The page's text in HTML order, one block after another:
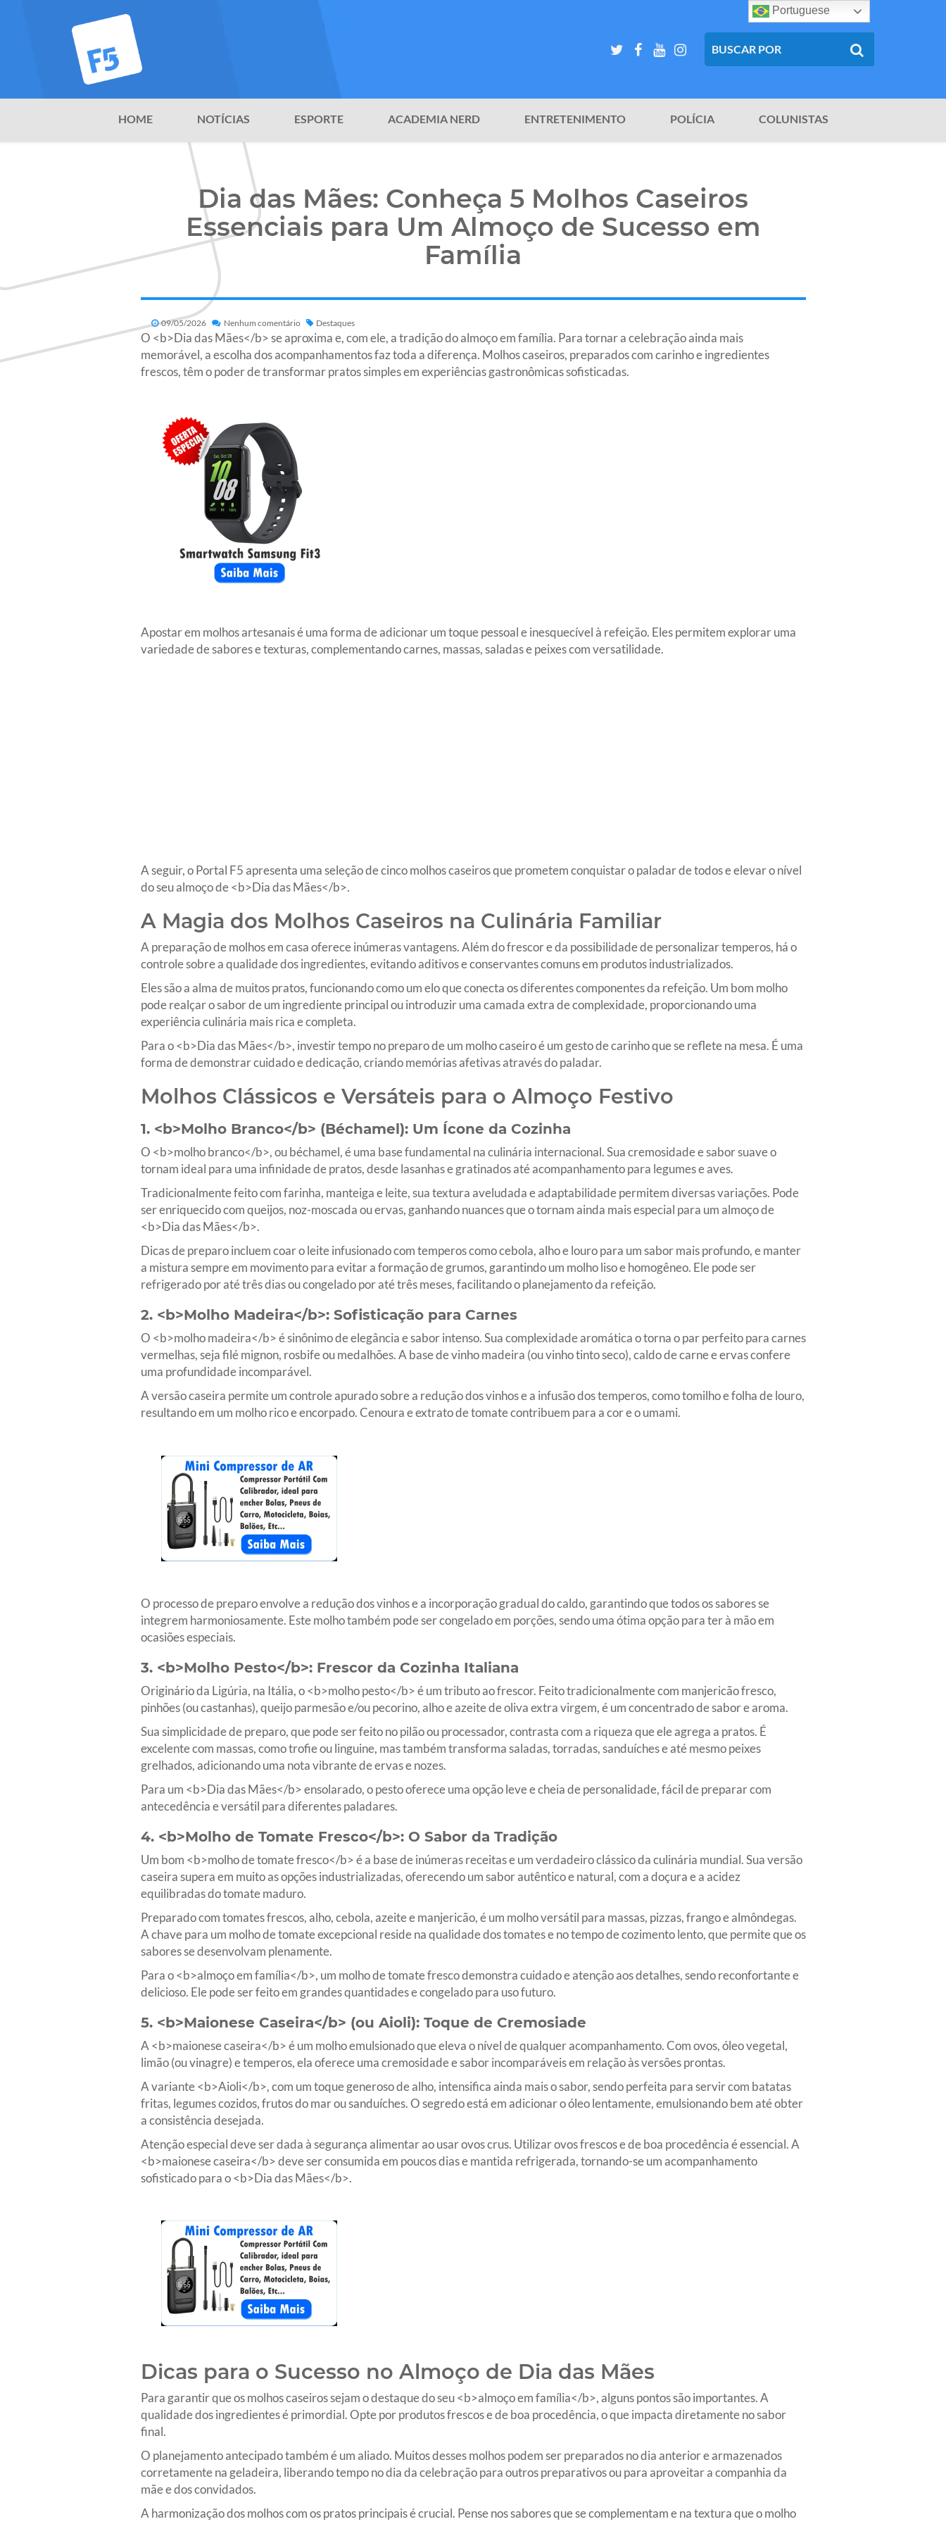
HOME NOTÍCIAS ESPORTE ACADEMIA NERD ENTRETENIMENTO POLÍCIA COLUNISTAS
Dia das Mães: Conheça 5 Molhos Caseiros
Essenciais para Um Almoço de Sucesso em
Família
09/05/2026 Nenhum comentário Destaques
O <b>Dia das Mães</b> se aproxima e, com ele, a tradição do almoço em família. Para tornar a celebração ainda mais
memorável, a escolha dos acompanhamentos faz toda a diferença. Molhos caseiros, preparados com carinho e ingredientes
frescos, têm o poder de transformar pratos simples em experiências gastronômicas sofisticadas.
Apostar em molhos artesanais é uma forma de adicionar um toque pessoal e inesquecível à refeição. Eles permitem explorar uma
variedade de sabores e texturas, complementando carnes, massas, saladas e peixes com versatilidade.
A seguir, o Portal F5 apresenta uma seleção de cinco molhos caseiros que prometem conquistar o paladar de todos e elevar o nível
do seu almoço de <b>Dia das Mães</b>.
A Magia dos Molhos Caseiros na Culinária Familiar
A preparação de molhos em casa oferece inúmeras vantagens. Além do frescor e da possibilidade de personalizar temperos, há o
controle sobre a qualidade dos ingredientes, evitando aditivos e conservantes comuns em produtos industrializados.
Eles são a alma de muitos pratos, funcionando como um elo que conecta os diferentes componentes da refeição. Um bom molho
pode realçar o sabor de um ingrediente principal ou introduzir uma camada extra de complexidade, proporcionando uma
experiência culinária mais rica e completa.
Para o <b>Dia das Mães</b>, investir tempo no preparo de um molho caseiro é um gesto de carinho que se reflete na mesa. É uma
forma de demonstrar cuidado e dedicação, criando memórias afetivas através do paladar.
Molhos Clássicos e Versáteis para o Almoço Festivo
1. <b>Molho Branco</b> (Béchamel): Um Ícone da Cozinha
O <b>molho branco</b>, ou béchamel, é uma base fundamental na culinária internacional. Sua cremosidade e sabor suave o
tornam ideal para uma infinidade de pratos, desde lasanhas e gratinados até acompanhamento para legumes e aves.
Tradicionalmente feito com farinha, manteiga e leite, sua textura aveludada e adaptabilidade permitem diversas variações. Pode
ser enriquecido com queijos, noz-moscada ou ervas, ganhando nuances que o tornam ainda mais especial para um almoço de
<b>Dia das Mães</b>.
Dicas de preparo incluem coar o leite infusionado com temperos como cebola, alho e louro para um sabor mais profundo, e manter
a mistura sempre em movimento para evitar a formação de grumos, garantindo um molho liso e homogêneo. Ele pode ser
refrigerado por até três dias ou congelado por até três meses, facilitando o planejamento da refeição.
2. <b>Molho Madeira</b>: Sofisticação para Carnes
O <b>molho madeira</b> é sinônimo de elegância e sabor intenso. Sua complexidade aromática o torna o par perfeito para carnes
vermelhas, seja filé mignon, rosbife ou medalhões. A base de vinho madeira (ou vinho tinto seco), caldo de carne e ervas confere
uma profundidade incomparável.
A versão caseira permite um controle apurado sobre a redução dos vinhos e a infusão dos temperos, como tomilho e folha de louro,
resultando em um molho rico e encorpado. Cenoura e extrato de tomate contribuem para a cor e o umami.
O processo de preparo envolve a redução dos vinhos e a incorporação gradual do caldo, garantindo que todos os sabores se
integrem harmoniosamente. Este molho também pode ser congelado em porções, sendo uma ótima opção para ter à mão em
ocasiões especiais.
3. <b>Molho Pesto</b>: Frescor da Cozinha Italiana
Originário da Ligúria, na Itália, o <b>molho pesto</b> é um tributo ao frescor. Feito tradicionalmente com manjericão fresco,
pinhões (ou castanhas), queijo parmesão e/ou pecorino, alho e azeite de oliva extra virgem, é um concentrado de sabor e aroma.
Sua simplicidade de preparo, que pode ser feito no pilão ou processador, contrasta com a riqueza que ele agrega a pratos. É
excelente com massas, como trofie ou linguine, mas também transforma saladas, torradas, sanduíches e até mesmo peixes
grelhados, adicionando uma nota vibrante de ervas e nozes.
Para um <b>Dia das Mães</b> ensolarado, o pesto oferece uma opção leve e cheia de personalidade, fácil de preparar com
antecedência e versátil para diferentes paladares.
4. <b>Molho de Tomate Fresco</b>: O Sabor da Tradição
Um bom <b>molho de tomate fresco</b> é a base de inúmeras receitas e um verdadeiro clássico da culinária mundial. Sua versão
caseira supera em muito as opções industrializadas, oferecendo um sabor autêntico e natural, com a doçura e a acidez
equilibradas do tomate maduro.
Preparado com tomates frescos, alho, cebola, azeite e manjericão, é um molho versátil para massas, pizzas, frango e almôndegas.
A chave para um molho de tomate excepcional reside na qualidade dos tomates e no tempo de cozimento lento, que permite que os
sabores se desenvolvam plenamente.
Para o <b>almoço em família</b>, um molho de tomate fresco demonstra cuidado e atenção aos detalhes, sendo reconfortante e
delicioso. Ele pode ser feito em grandes quantidades e congelado para uso futuro.
5. <b>Maionese Caseira</b> (ou Aioli): Toque de Cremosiade
A <b>maionese caseira</b> é um molho emulsionado que eleva o nível de qualquer acompanhamento. Com ovos, óleo vegetal,
limão (ou vinagre) e temperos, ela oferece uma cremosidade e sabor incomparáveis em relação às versões prontas.
A variante <b>Aioli</b>, com um toque generoso de alho, intensifica ainda mais o sabor, sendo perfeita para servir com batatas
fritas, legumes cozidos, frutos do mar ou sanduíches. O segredo está em adicionar o óleo lentamente, emulsionando bem até obter
a consistência desejada.
Atenção especial deve ser dada à segurança alimentar ao usar ovos crus. Utilizar ovos frescos e de boa procedência é essencial. A
<b>maionese caseira</b> deve ser consumida em poucos dias e mantida refrigerada, tornando-se um acompanhamento
sofisticado para o <b>Dia das Mães</b>.
Dicas para o Sucesso no Almoço de Dia das Mães
Para garantir que os molhos caseiros sejam o destaque do seu <b>almoço em família</b>, alguns pontos são importantes. A
qualidade dos ingredientes é primordial. Opte por produtos frescos e de boa procedência, o que impacta diretamente no sabor
final.
O planejamento antecipado também é um aliado. Muitos desses molhos podem ser preparados no dia anterior e armazenados
corretamente na geladeira, liberando tempo no dia da celebração para outros preparativos ou para aproveitar a companhia da
mãe e dos convidados.
A harmonização dos molhos com os pratos principais é crucial. Pense nos sabores que se complementam e na textura que o molho
Portuguese